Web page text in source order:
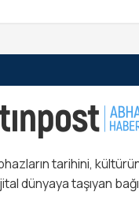
tarihini,
dünyaya taşıyan